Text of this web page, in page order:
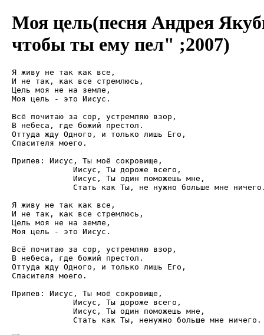
Моя цель(песня Андрея
чтобы ты ему пел" ;2007)
Я живу не так как все,
И не так, как все стремлюсь,
Цель моя не на земле,
Моя цель - это Иисус.
Всё почитаю за сор, устремляю взор,
В небеса, где божий престол.
Оттуда жду Одного, и только лишь Его,
Спасителя моего.
Припев: Иисус, Ты моё сокровище,
             Иисус, Ты дороже всего,
             Иисус, Ты один поможешь мне,
Стать как Ты, не нужно больше мне
Я живу не так как все,
И не так, как все стремлюсь,
Цель моя не на земле,
Моя цель - это Иисус.
Всё почитаю за сор, устремляю взор,
В небеса, где божий престол.
Оттуда жду Одного, и только лишь Его,
Спасителя моего.
Припев: Иисус, Ты моё сокровище,
             Иисус, Ты дороже всего,
             Иисус, Ты один поможешь мне,
             Стать как Ты, ненужно больше мне ничего.